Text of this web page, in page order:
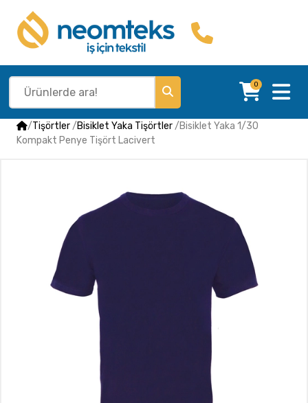
0
/Tişörtler/Bisiklet Yaka Tişörtler/Bisiklet Yaka 1/30
Kompakt Penye Tişört Lacivert